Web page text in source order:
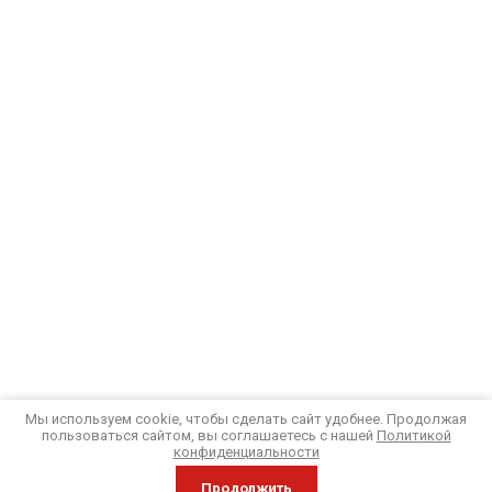
Мы используем cookie, чтобы сделать сайт удобнее. Продолжая
пользоваться сайтом, вы соглашаетесь с нашей Политикой
конфиденциальности
Продолжить